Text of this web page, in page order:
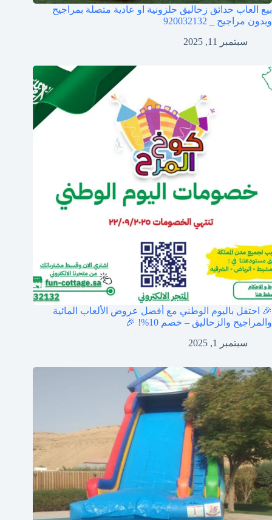
بيع العاب حدائق زحاليق حلزونية او عادية متصلة بمراجيح
وبدون مراجيح _ 920032132
سبتمبر 11, 2025
🎉 احتفل باليوم الوطني مع أفضل عروض الألعاب المائية
والمراجيح والزحاليق – خصم 10%! 🎉
سبتمبر 1, 2025